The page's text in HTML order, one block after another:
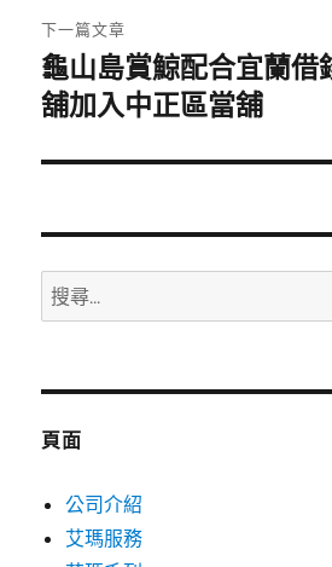
章:
下一篇文章
下
一
文
龜山島賞鯨配合宜蘭借
舖加入中正區當舖
搜
尋
鍵
頁面
公司介紹
艾瑪服務